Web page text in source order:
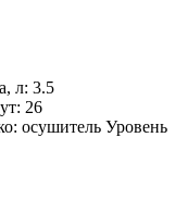
л: 3.5
26
осушитель Уровень